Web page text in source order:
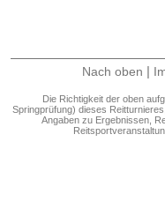
Nach oben |
Die Richtigkeit der oben
Springprüfung) dieses
Angaben zu Ergebnissen,